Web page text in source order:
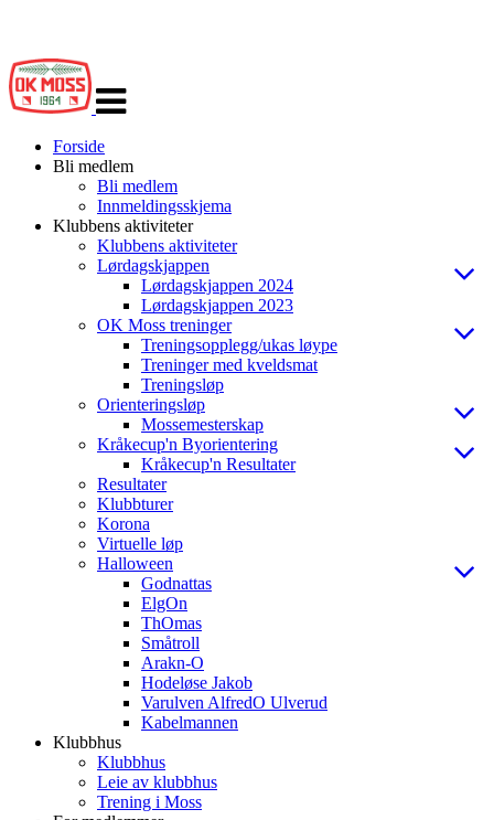
navigasjon
Forside
Bli medlem
Bli medlem
Innmeldingsskjema
Klubbens aktiviteter
Klubbens aktiviteter
Lørdagskjappen
Lørdagskjappen 2024
Lørdagskjappen 2023
OK Moss treninger
Treningsopplegg/ukas løype
Treninger med kveldsmat
Treningsløp
Orienteringsløp
Mossemesterskap
Kråkecup'n Byorientering
Kråkecup'n Resultater
Resultater
Klubbturer
Korona
Virtuelle løp
Halloween
Godnattas
ElgOn
ThOmas
Småtroll
Arakn-O
Hodeløse Jakob
Varulven AlfredO Ulverud
Kabelmannen
Klubbhus
Klubbhus
Leie av klubbhus
Trening i Moss